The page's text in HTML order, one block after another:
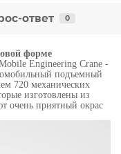
ответ 0
форме
Engineering Crane -
подъемный
720 механических
изготовлены из
очень приятный окрас